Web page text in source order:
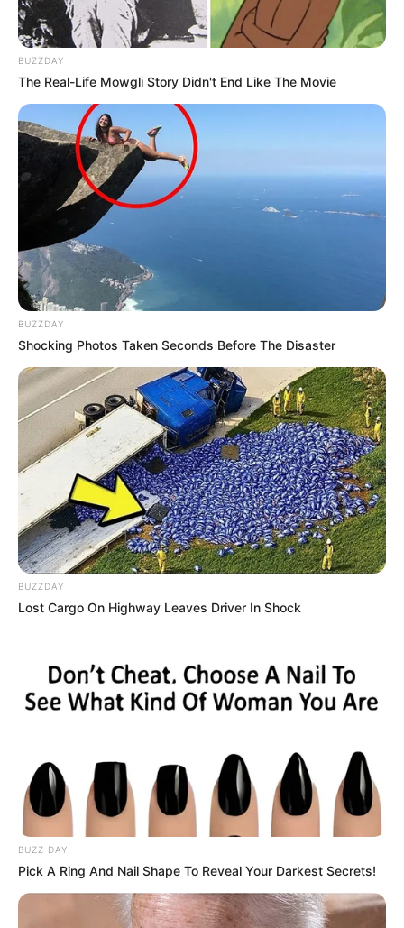
BUZZDAY
The Real-Life Mowgli Story Didn't End Like The Movie
BUZZDAY
Shocking Photos Taken Seconds Before The Disaster
BUZZDAY
Lost Cargo On Highway Leaves Driver In Shock
BUZZ DAY
Pick A Ring And Nail Shape To Reveal Your Darkest Secrets!